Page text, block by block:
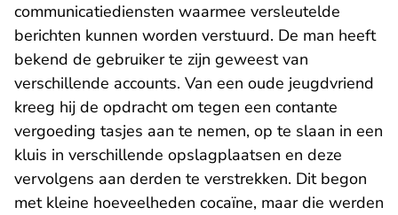
communicatiediensten waarmee versleutelde
berichten kunnen worden verstuurd. De man heeft
bekend de gebruiker te zijn geweest van
verschillende accounts. Van een oude jeugdvriend
kreeg hij de opdracht om tegen een contante
vergoeding tasjes aan te nemen, op te slaan in een
kluis in verschillende opslagplaatsen en deze
vervolgens aan derden te verstrekken. Dit begon
met kleine hoeveelheden cocaïne, maar die werden